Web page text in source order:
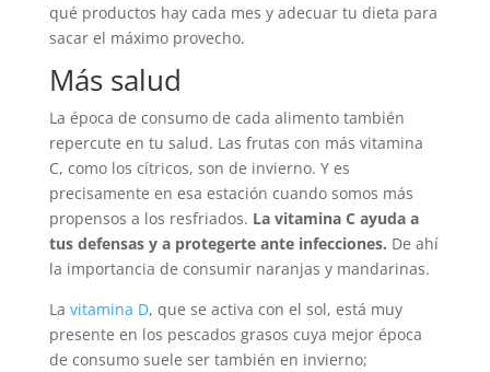
qué productos hay cada mes y adecuar tu dieta para
sacar el máximo provecho.
Más salud
La época de consumo de cada alimento también
repercute en tu salud. Las frutas con más vitamina
C, como los cítricos, son de invierno. Y es
precisamente en esa estación cuando somos más
propensos a los resfriados. La vitamina C ayuda a
tus defensas y a protegerte ante infecciones. De ahí
la importancia de consumir naranjas y mandarinas.
La vitamina D, que se activa con el sol, está muy
presente en los pescados grasos cuya mejor época
de consumo suele ser también en invierno;